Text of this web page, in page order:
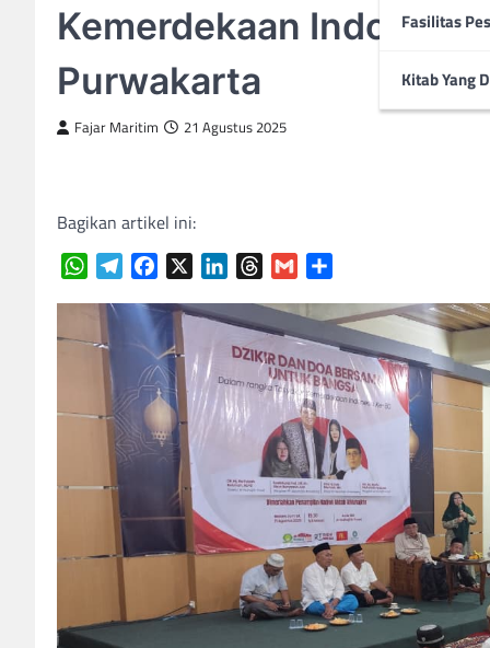
Fasilitas
Kitab Yang
Kemerdekaan
Purwakarta
Fajar Maritim 21 Agustus 2025
Bagikan artikel ini:
WhatsAppTelegramFacebook LinkedInThreads
Gmail